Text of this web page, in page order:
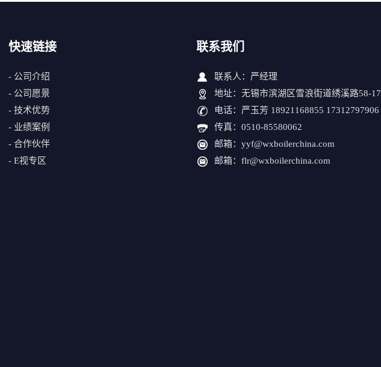
快速链接
- 公司介绍
- 公司愿景
- 技术优势
- 业绩案例
- 合作伙伴
- E视专区
联系我们
联系人：严经理
地址：无锡市滨湖区雪浪街道绣溪路58-17
电话：严玉芳 18921168855 17312797906
传真：0510-85580062
邮箱：yyf@wxboilerchina.com
邮箱：flr@wxboilerchina.com